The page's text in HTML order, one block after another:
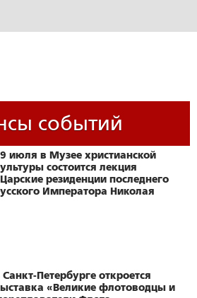
событий
июля в Музее христианской
состоится лекция
резиденции последнего
Императора Николая
Санкт-Петербурге откроется
«Великие флотоводцы и